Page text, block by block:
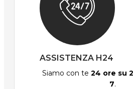
ASSISTENZA H24
Siamo con te 24 ore su
7.